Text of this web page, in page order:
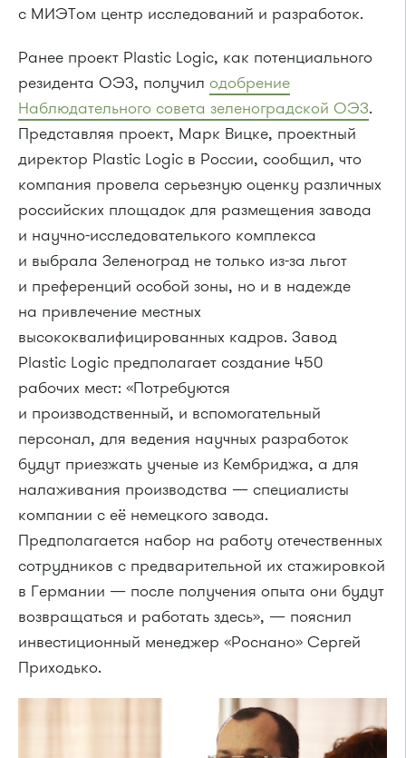
с МИЭТом центр исследований и разработок.
Ранее проект Plastic Logic, как потенциального
резидента ОЭЗ, получил одобрение
Наблюдательного совета зеленоградской ОЭЗ.
Представляя проект, Марк Вицке, проектный
директор Plastic Logic в России, сообщил, что
компания провела серьезную оценку различных
российских площадок для размещения завода
и научно-исследователького комплекса
и выбрала Зеленоград не только из-за льгот
и преференций особой зоны, но и в надежде
на привлечение местных
высококвалифицированных кадров. Завод
Plastic Logic предполагает создание 450
рабочих мест: «Потребуются
и производственный, и вспомогательный
персонал, для ведения научных разработок
будут приезжать ученые из Кембриджа, а для
налаживания производства — специалисты
компании с её немецкого завода.
Предполагается набор на работу отечественных
сотрудников с предварительной их стажировкой
в Германии — после получения опыта они будут
возвращаться и работать здесь», — пояснил
инвестиционный менеджер «Роснано» Сергей
Приходько.